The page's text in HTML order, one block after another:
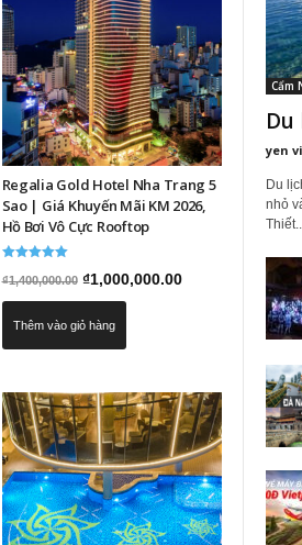
Regalia Gold Hotel Nha Trang 5
Sao | Giá Khuyến Mãi KM 2026,
Hồ Bơi Vô Cực Rooftop
hạng
5 sao
₫1,400,000.00 Giá
gốc
là:
₫1,000,000.00Giá
₫1,000,000.00.
Thêm vào giỏ hàng
Cẩm
Du
yen
Du
nhỏ